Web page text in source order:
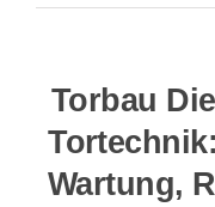
Torbau
Wartung,